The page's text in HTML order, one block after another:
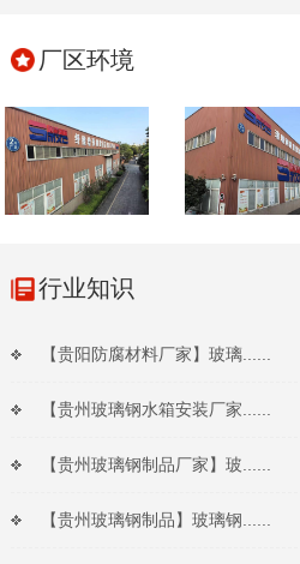
厂区环境
行业知识
【贵阳防腐材料厂家】玻璃......
【贵州玻璃钢水箱安装厂家......
【贵州玻璃钢制品厂家】玻......
【贵州玻璃钢制品】玻璃钢......